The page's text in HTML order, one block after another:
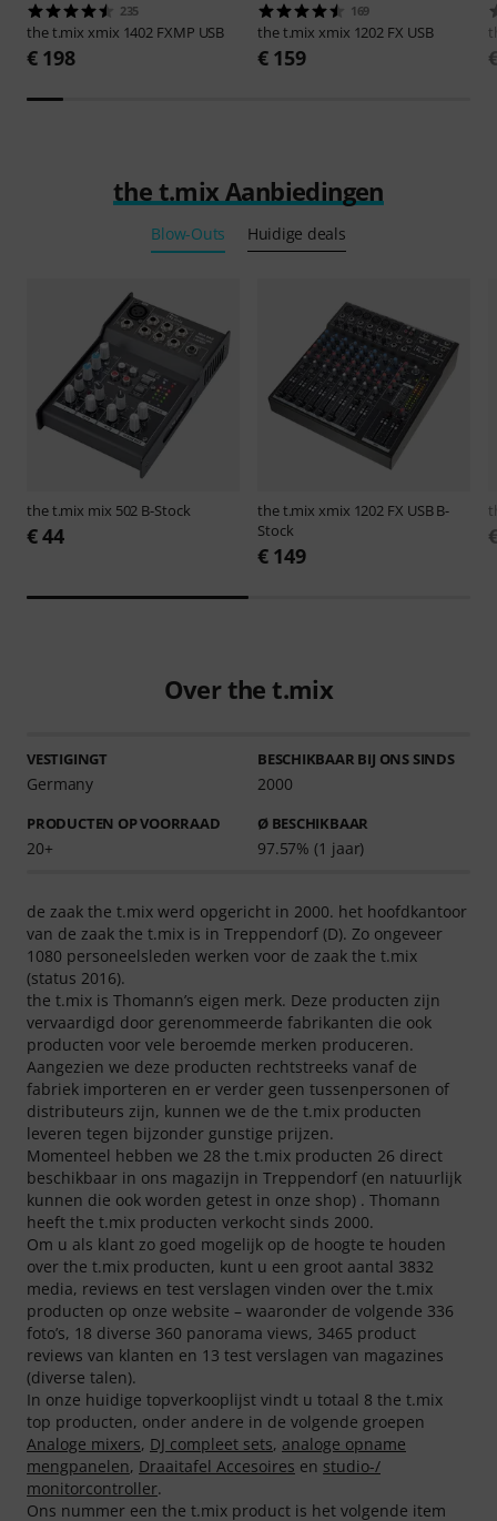
235
the t.mixxmix 1402 FXMP USB
€ 198
169
the t.mixxmix 1202 FX USB
€ 159
the t.mix Aanbiedingen
Blow-Outs Huidige deals
the t.mix mix 502 B-Stock
€ 44
the t.mixxmix 1202 FX USB B-
Stock
€ 149
Over the t.mix
VESTIGINGT
Germany
BESCHIKBAAR BIJ ONS SINDS
2000
PRODUCTEN OP VOORRAAD
20+
Ø BESCHIKBAAR
97.57% (1 jaar)
de zaak the t.mix werd opgericht in 2000. het hoofdkantoor
van de zaak the t.mix is in Treppendorf (D). Zo ongeveer
1080 personeelsleden werken voor de zaak the t.mix
(status 2016).
the t.mix is Thomann’s eigen merk. Deze producten zijn
vervaardigd door gerenommeerde fabrikanten die ook
producten voor vele beroemde merken produceren.
Aangezien we deze producten rechtstreeks vanaf de
fabriek importeren en er verder geen tussenpersonen of
distributeurs zijn, kunnen we de the t.mix producten
leveren tegen bijzonder gunstige prijzen.
Momenteel hebben we 28 the t.mix producten 26 direct
beschikbaar in ons magazijn in Treppendorf (en natuurlijk
kunnen die ook worden getest in onze shop) . Thomann
heeft the t.mix producten verkocht sinds 2000.
Om u als klant zo goed mogelijk op de hoogte te houden
over the t.mix producten, kunt u een groot aantal 3832
media, reviews en test verslagen vinden over the t.mix
producten op onze website – waaronder de volgende 336
foto’s, 18 diverse 360 panorama views, 3465 product
reviews van klanten en 13 test verslagen van magazines
(diverse talen).
In onze huidige topverkooplijst vindt u totaal 8 the t.mix
top producten, onder andere in de volgende groepen
Analoge mixers, DJ compleet sets, analoge opname
mengpanelen, Draaitafel Accesoires en studio-/
monitorcontroller.
Ons nummer een the t.mix product is het volgende item